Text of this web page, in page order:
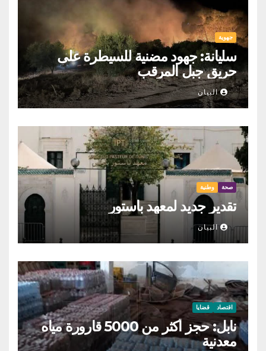
جهوية
سليانة: جهود مضنية للسيطرة على
حريق جبل المرقب
البيان
صحة وطنية
تقدير جديد لمعهد باستور
البيان
اقتصاد قضايا
نابل: حجز أكثر من 5000 قارورة مياه
معدنية